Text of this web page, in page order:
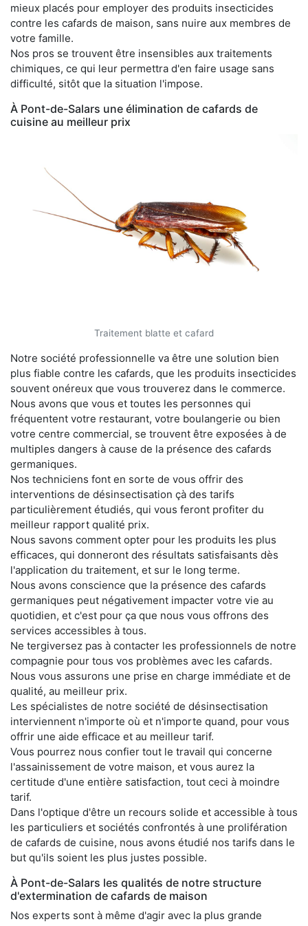
mieux placés pour employer des produits insecticides
contre les cafards de maison, sans nuire aux membres de
votre famille.
Nos pros se trouvent être insensibles aux traitements
chimiques, ce qui leur permettra d'en faire usage sans
difficulté, sitôt que la situation l'impose.
À Pont-de-Salars une élimination de cafards de
cuisine au meilleur prix
Traitement blatte et cafard
Notre société professionnelle va être une solution bien
plus fiable contre les cafards, que les produits insecticides
souvent onéreux que vous trouverez dans le commerce.
Nous avons que vous et toutes les personnes qui
fréquentent votre restaurant, votre boulangerie ou bien
votre centre commercial, se trouvent être exposées à de
multiples dangers à cause de la présence des cafards
germaniques.
Nos techniciens font en sorte de vous offrir des
interventions de désinsectisation çà des tarifs
particulièrement étudiés, qui vous feront profiter du
meilleur rapport qualité prix.
Nous savons comment opter pour les produits les plus
efficaces, qui donneront des résultats satisfaisants dès
l'application du traitement, et sur le long terme.
Nous avons conscience que la présence des cafards
germaniques peut négativement impacter votre vie au
quotidien, et c'est pour ça que nous vous offrons des
services accessibles à tous.
Ne tergiversez pas à contacter les professionnels de notre
compagnie pour tous vos problèmes avec les cafards.
Nous vous assurons une prise en charge immédiate et de
qualité, au meilleur prix.
Les spécialistes de notre société de désinsectisation
interviennent n'importe où et n'importe quand, pour vous
offrir une aide efficace et au meilleur tarif.
Vous pourrez nous confier tout le travail qui concerne
l'assainissement de votre maison, et vous aurez la
certitude d'une entière satisfaction, tout ceci à moindre
tarif.
Dans l'optique d'être un recours solide et accessible à tous
les particuliers et sociétés confrontés à une prolifération
de cafards de cuisine, nous avons étudié nos tarifs dans le
but qu'ils soient les plus justes possible.
À Pont-de-Salars les qualités de notre structure
d'extermination de cafards de maison
Nos experts sont à même d'agir avec la plus grande